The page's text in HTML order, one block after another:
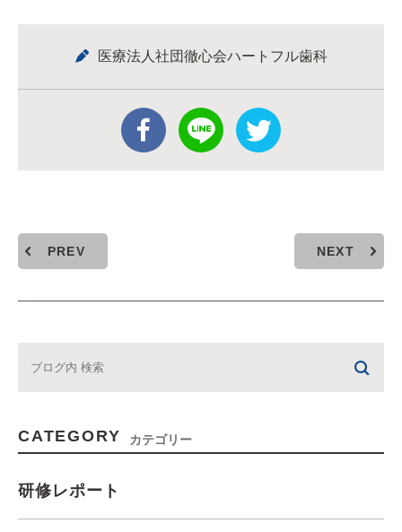
医療法人社団徹心会ハートフル歯科
PREV NEXT
CATEGORY カテゴリー
研修レポート